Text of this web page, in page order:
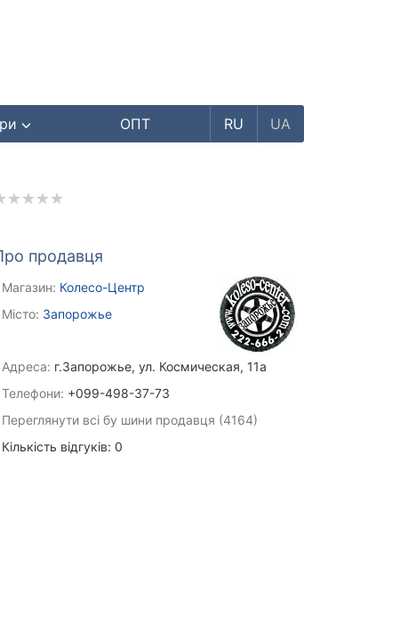
ОПТ RU UA
продавця
Магазин: Колесо-Центр
Місто: Запорожье
Адреса: г.Запорожье, ул. Космическая, 11а
Телефони: +099-498-37-73
Переглянути всі бу шини продавця (4164)
Кількість відгуків: 0